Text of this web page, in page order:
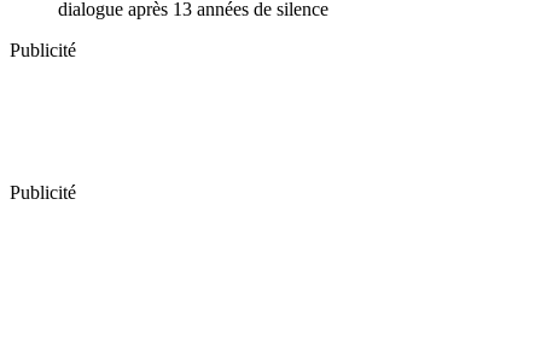
dialogue après 13 années de silence
Publicité
Publicité